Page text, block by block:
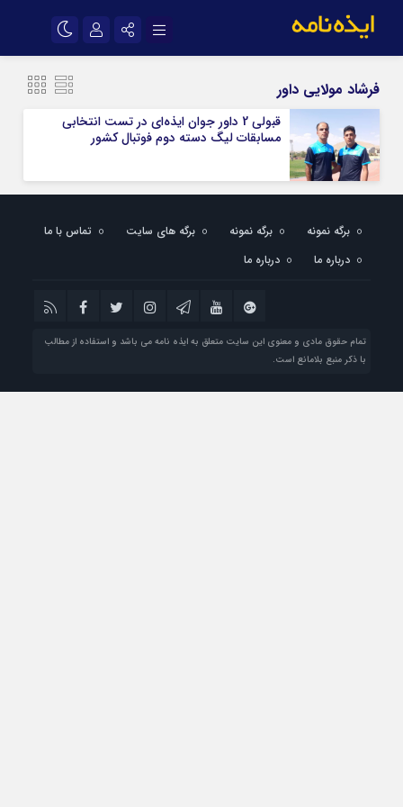
سروش
آپارات
اپلیکیشن رمز عبور
فرشاد مولایی داور
قبولی 2 داور جوان ایذه‌ای در تست انتخابی
مسابقات لیگ دسته دوم فوتبال کشور
برگه نمونه برگه نمونه برگه های سایت
تماس با ما
درباره ما
درباره ما
تمام حقوق مادی و معنوی این سایت متعلق به ایذه نامه می باشد و استفاده از مطالب
با ذکر منبع بلامانع است.